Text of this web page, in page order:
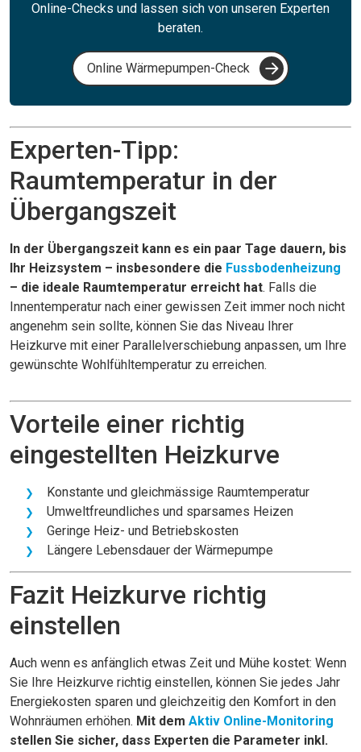
Online-Checks und lassen sich von unseren Experten
beraten.
Online Wärmepumpen-Check
Experten-Tipp:
Raumtemperatur in der
Übergangszeit
In der Übergangszeit kann es ein paar Tage dauern, bis
Ihr Heizsystem – insbesondere die Fussbodenheizung
– die ideale Raumtemperatur erreicht hat. Falls die
Innentemperatur nach einer gewissen Zeit immer noch nicht
angenehm sein sollte, können Sie das Niveau Ihrer
Heizkurve mit einer Parallelverschiebung anpassen, um Ihre
gewünschte Wohlfühltemperatur zu erreichen.
Vorteile einer richtig
eingestellten Heizkurve
Konstante und gleichmässige Raumtemperatur
Umweltfreundliches und sparsames Heizen
Geringe Heiz- und Betriebskosten
Längere Lebensdauer der Wärmepumpe
Fazit Heizkurve richtig
einstellen
Auch wenn es anfänglich etwas Zeit und Mühe kostet: Wenn
Sie Ihre Heizkurve richtig einstellen, können Sie jedes Jahr
Energiekosten sparen und gleichzeitig den Komfort in den
Wohnräumen erhöhen. Mit dem Aktiv Online-Monitoring
stellen Sie sicher, dass Experten die Parameter inkl.